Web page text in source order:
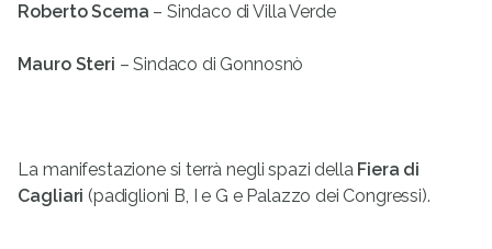
Roberto Scema – Sindaco di Villa Verde
Mauro Steri – Sindaco di Gonnosnò
La manifestazione si terrà negli spazi della Fiera di
Cagliari (padiglioni B, I e G e Palazzo dei Congressi).